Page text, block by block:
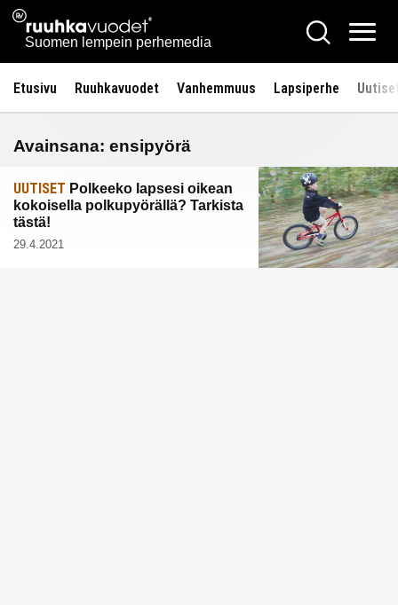
Siirry
sisältöön
Ruuhkavuodet.fi
Suomen lempein perhemedia
Hae
Etusivu Ruuhkavuodet Vanhemmuus Lapsiperhe
Avainsana: ensipyörä
UUTISET Polkeeko lapsesi oikean
kokoisella polkupyörällä? Tarkista
tästä!
29.4.2021